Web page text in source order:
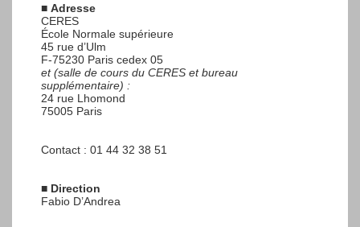
■ Adresse
CERES
École Normale supérieure
45 rue d’Ulm
F-75230 Paris cedex 05
et (salle de cours du CERES et bureau
supplémentaire) :
24 rue Lhomond
75005 Paris
Contact : 01 44 32 38 51
■ Direction
Fabio D’Andrea